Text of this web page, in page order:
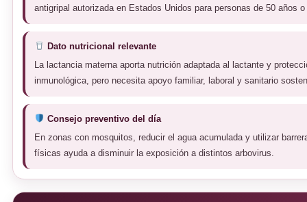
antigripal autorizada en Estados Unidos para personas de 50 años
Dato nutricional relevante
La lactancia materna aporta nutrición adaptada al lactante y
inmunológica, pero necesita apoyo familiar, laboral y sanitario
Consejo preventivo del día
En zonas con mosquitos, reducir el agua acumulada y utilizar
físicas ayuda a disminuir la exposición a distintos arbovirus.